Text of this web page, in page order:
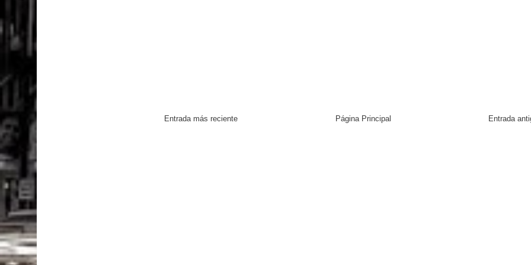
Entrada más reciente Entrada
Página Principal